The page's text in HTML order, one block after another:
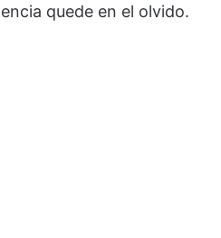
quede en el olvido.